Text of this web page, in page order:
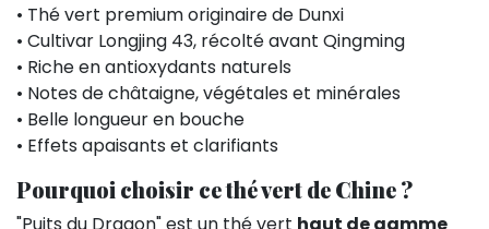
• Thé vert premium originaire de Dunxi
• Cultivar Longjing 43, récolté avant Qingming
• Riche en antioxydants naturels
• Notes de châtaigne, végétales et minérales
• Belle longueur en bouche
• Effets apaisants et clarifiants
Pourquoi choisir ce thé vert de Chine ?
"Puits du Dragon" est un thé vert haut de gamme